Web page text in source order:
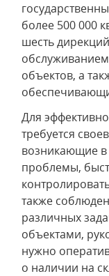
более 500 000
шесть
объектов, а
Для
требуется
возникающие в
проблемы,
также
различных
объектами,
нужно
о наличии на